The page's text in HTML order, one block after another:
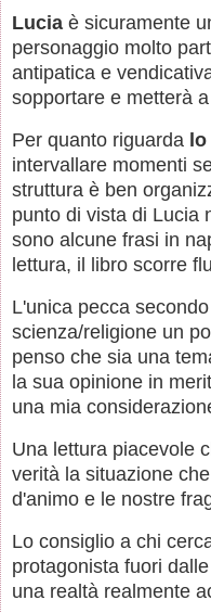
Lucia è sicuramente
personaggio molto
antipatica e
sopportare e metterà
Per quanto riguarda
intervallare momenti
struttura è ben
punto di vista di Lucia
sono alcune frasi in
lettura, il libro scorre
L'unica pecca
scienza/religione un
penso che sia una
la sua opinione in
una mia
Una lettura piacevole
verità la situazione
d'animo e le nostre
Lo consiglio a chi
protagonista fuori
una realtà realmente